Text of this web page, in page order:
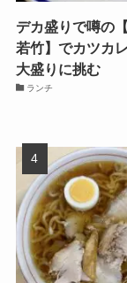
デカ盛りで噂の
若竹】でカツカ
大盛りに挑む
ランチ